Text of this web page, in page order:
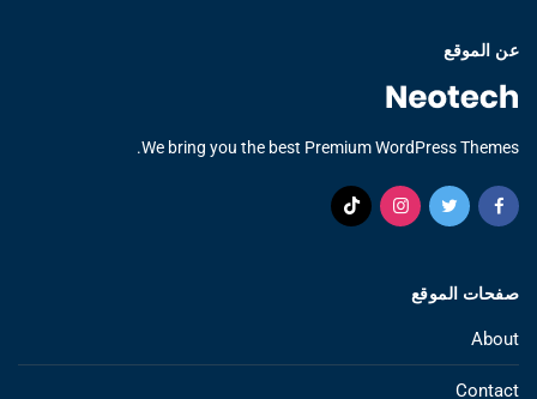
عن الموقع
We bring you the best Premium WordPress Themes.
صفحات الموقع
About
Contact